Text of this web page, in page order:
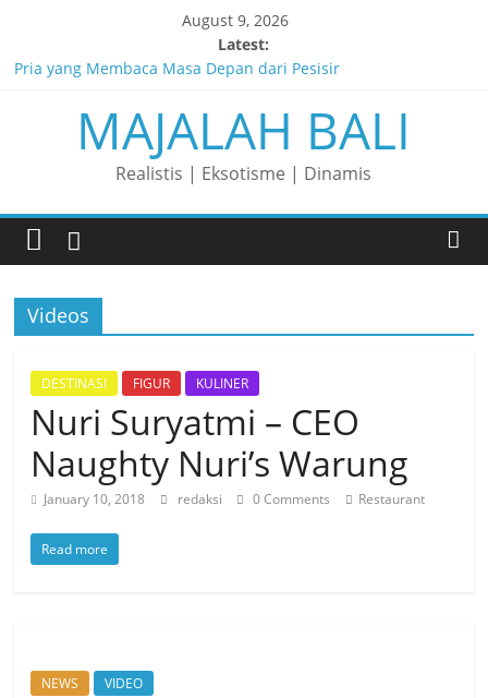
content
August 9, 2026
Latest:
Pria yang Membaca Masa Depan dari Pesisir
Membaca Peluang, Menaklukkan Tantangan, dan Membangun
Bisnis Peternakan yang Berkelanjutan
Lelaki yang Mengubah Garis Menjadi Masa Depan
Matahari yang Lahir di Pulau Dewata
Perjalanan Panjang di Balik Rasa yang Dicintai Banyak Orang
MAJALAH BALI
Realistis | Eksotisme | Dinamis
Videos
DESTINASI FIGUR KULINER
Nuri Suryatmi – CEO
Naughty Nuri’s Warung
January 10, 2018 redaksi 0 Comments Restaurant
Read more
NEWS VIDEO